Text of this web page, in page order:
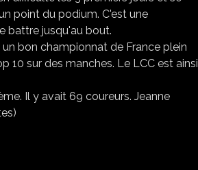
point du podium. C'est une
battre jusqu'au bout.
bon championnat de France plein
10 sur des manches. Le LCC est ainsi
Il y avait 69 coureurs. Jeanne